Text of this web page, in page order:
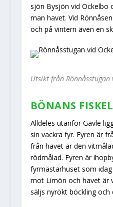
sjön Bysjön vid Ockelbo
man havet. Vid
och på vintern även en
Utsikt från Rönnåsstugan
BÖNANS
Alldeles utanför Gävle
sin vackra fyr. Fyren är
från havet är den
rödmålad. Fyren är
fyrmästarhuset som
mot Limön och havet är
säljs nyrökt böckling och